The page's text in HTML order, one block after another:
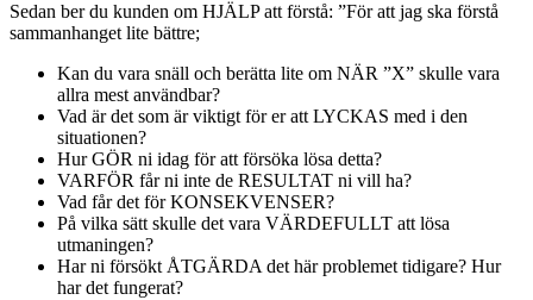
Sedan ber du kunden om HJÄLP att förstå: ”För att jag ska förstå
sammanhanget lite bättre;
Kan du vara snäll och berätta lite om NÄR ”X” skulle vara
allra mest användbar?
Vad är det som är viktigt för er att LYCKAS med i den
situationen?
Hur GÖR ni idag för att försöka lösa detta?
VARFÖR får ni inte de RESULTAT ni vill ha?
Vad får det för KONSEKVENSER?
På vilka sätt skulle det vara VÄRDEFULLT att lösa
utmaningen?
Har ni försökt ÅTGÄRDA det här problemet tidigare? Hur
har det fungerat?